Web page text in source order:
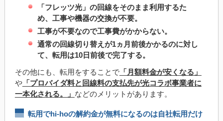
「フレッツ光」の回線をそのまま利用するた
め、工事や機器の交換が不要。
工事が不要なので工事費がかからない。
通常の回線切り替えが1ヵ月前後かかるのに対し
て、転用は10日前後で完了する。
その他にも、転用をすることで「月額料金が安くなる」
や「プロバイダ料と回線料の支払先が光コラボ事業者に
一本化される。」 などのメリットがあります。
転用でhi-hoの解約金が無料になるのは自社転用だけ